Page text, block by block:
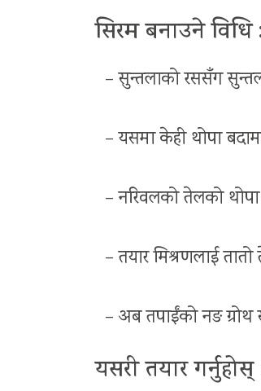
सिरम बनाउने विधि
– सुन्तलाको रससँग
– यसमा केही थोपा
– नरिवलको तेलको
– तयार मिश्रणलाई तातो
– अब तपाईंको नङ ग्रोथ
यसरी तयार गर्नुहोस्